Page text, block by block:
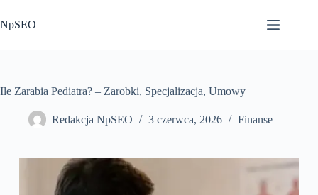
do
treści
NpSEO
Ile Zarabia Pediatra? – Zarobki, Specjalizacja, Umowy
Redakcja NpSEO 3 czerwca, 2026 Finanse